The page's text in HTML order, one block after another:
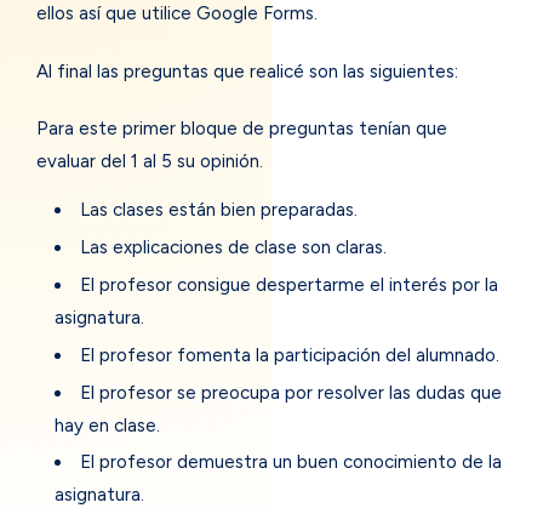
ellos así que utilice Google Forms.
Al final las preguntas que realicé son las siguientes:
Para este primer bloque de preguntas tenían que
evaluar del 1 al 5 su opinión.
Las clases están bien preparadas.
Las explicaciones de clase son claras.
El profesor consigue despertarme el interés por la
asignatura.
El profesor fomenta la participación del alumnado.
El profesor se preocupa por resolver las dudas que
hay en clase.
El profesor demuestra un buen conocimiento de la
asignatura.